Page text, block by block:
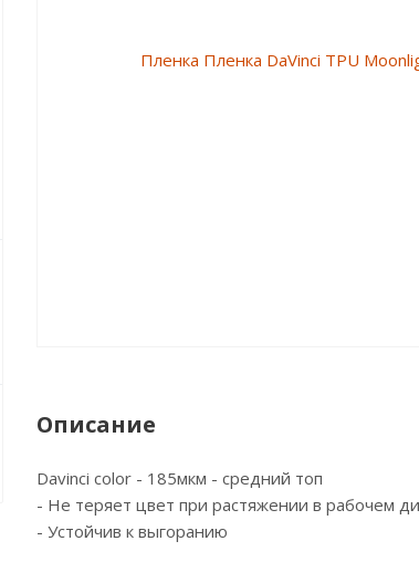
Описание
Davinci color - 185мкм - средний топ
- Не теряет цвет при растяжении в рабочем
- Устойчив к выгоранию